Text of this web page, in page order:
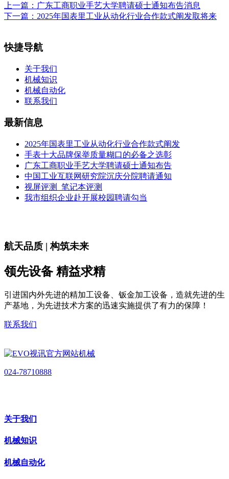
上一篇： 广东工商职业手艺大学聘请硕士通知布告消息
下一篇： 2025年国表里工业从动化行业合作款式阐发取将来
快捷导航
关于我们
机械知识
机械自动化
联系我们
最新信息
2025年国表里工业从动化行业合作款式阐发
手表十大品牌保举质量糊口的必备之选彰
广东工商职业手艺大学聘请硕士通知布告
中国工业互联网研究院沉庆分院聘请通知
视屏评测_笔记本评测
我市组织企业赴开展校园聘请勾当
航天品质 | 构筑未来
领先设备 精益求精
引进国内外先进的精加工设备、钣金加工设备，造就先进的生
产基地，为先进技术方案的迅速实施提供了有力的保障！
联系我们
024-78710888
关于我们
机械知识
机械自动化